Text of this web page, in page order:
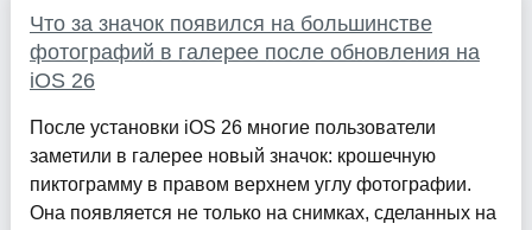
Что за значок появился на большинстве
фотографий в галерее после обновления на
iOS 26
После установки iOS 26 многие пользователи
заметили в галерее новый значок: крошечную
пиктограмму в правом верхнем углу фотографии.
Она появляется не только на снимках, сделанных на